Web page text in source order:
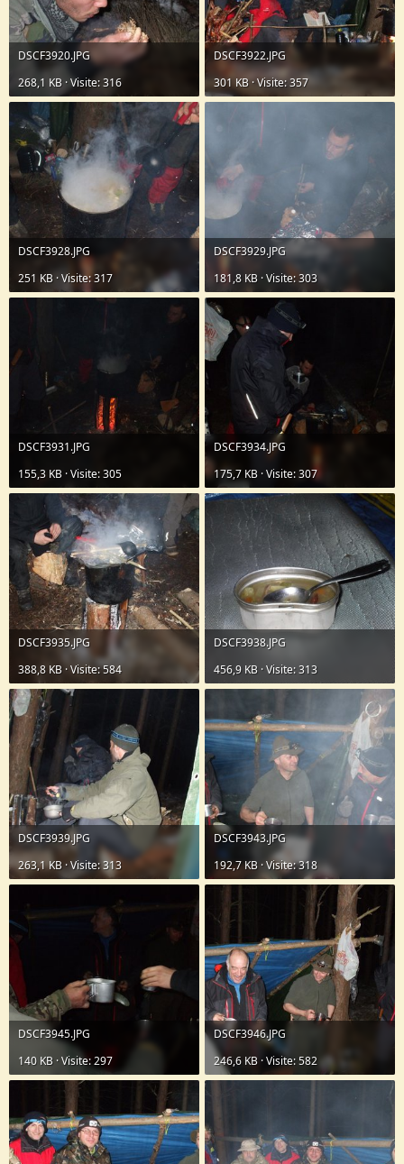
DSCF3920.JPG
268,1 KB · Visite: 316
DSCF3922.JPG
301 KB · Visite: 357
DSCF3928.JPG
251 KB · Visite: 317
DSCF3929.JPG
181,8 KB · Visite: 303
DSCF3931.JPG
155,3 KB · Visite: 305
DSCF3934.JPG
175,7 KB · Visite: 307
DSCF3935.JPG
388,8 KB · Visite: 584
DSCF3938.JPG
456,9 KB · Visite: 313
DSCF3939.JPG
263,1 KB · Visite: 313
DSCF3943.JPG
192,7 KB · Visite: 318
DSCF3945.JPG
140 KB · Visite: 297
DSCF3946.JPG
246,6 KB · Visite: 582